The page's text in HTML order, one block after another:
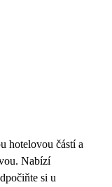
hotelovou částí a
Nabízí
si u